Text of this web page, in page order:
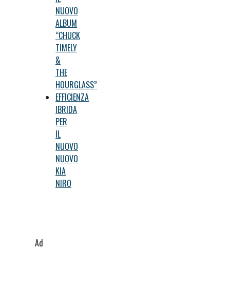
NUOVO
ALBUM
“CHUCK
TIMELY
&
THE
HOURGLASS”
EFFICIENZA
IBRIDA
PER
IL
NUOVO
NUOVO
KIA
NIRO
Ad